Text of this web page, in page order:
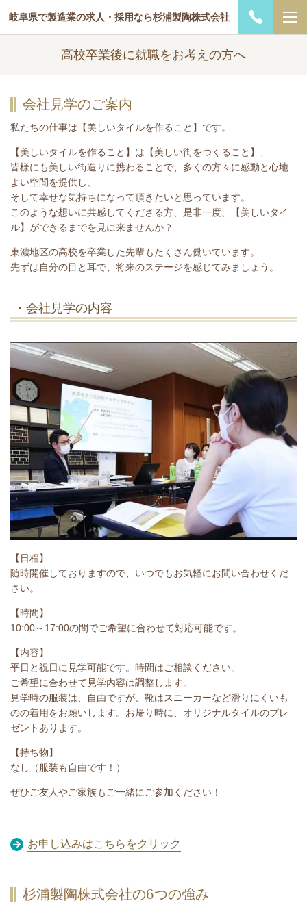
岐阜県で製造業の求人・採用なら杉浦製陶株式会社
高校卒業後に就職をお考えの方へ
会社見学のご案内
私たちの仕事は【美しいタイルを作ること】です。
【美しいタイルを作ること】は【美しい街をつくること】、
皆様にも美しい街造りに携わることで、多くの方々に感動と心地
よい空間を提供し、
そして幸せな気持ちになって頂きたいと思っています。
このような想いに共感してくださる方、是非一度、【美しいタイ
ル】ができるまでを見に来ませんか？
東濃地区の高校を卒業した先輩もたくさん働いています。
先ずは自分の目と耳で、将来のステージを感じてみましょう。
・会社見学の内容
【日程】
随時開催しておりますので、いつでもお気軽にお問い合わせくだ
さい。
【時間】
10:00～17:00の間でご希望に合わせて対応可能です。
【内容】
平日と祝日に見学可能です。時間はご相談ください。
ご希望に合わせて見学内容は調整します。
見学時の服装は、自由ですが、靴はスニーカーなど滑りにくいも
のの着用をお願いします。お帰り時に、オリジナルタイルのプレ
ゼントあります。
【持ち物】
なし（服装も自由です！）
ぜひご友人やご家族もご一緒にご参加ください！
お申し込みはこちらをクリック
杉浦製陶株式会社の6つの強み